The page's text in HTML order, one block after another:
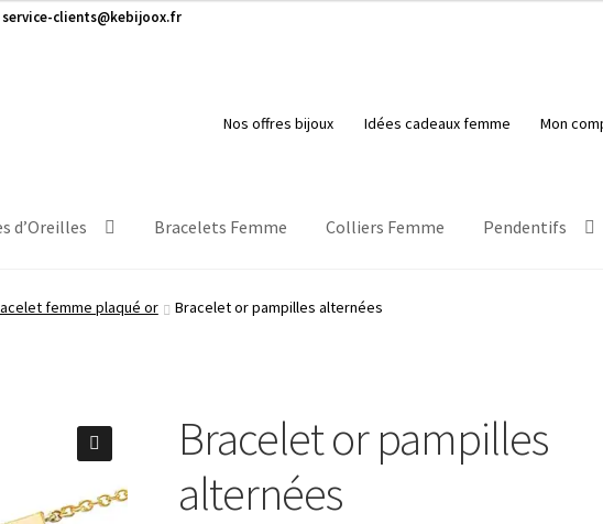
service-clients@kebijoox.fr
Nos offres bijoux Idées cadeaux femme Mon
d’Oreilles Bracelets Femme Colliers Femme Pendentifs
femme plaqué or Bracelet or pampilles alternées
Bracelet or pampilles
alternées